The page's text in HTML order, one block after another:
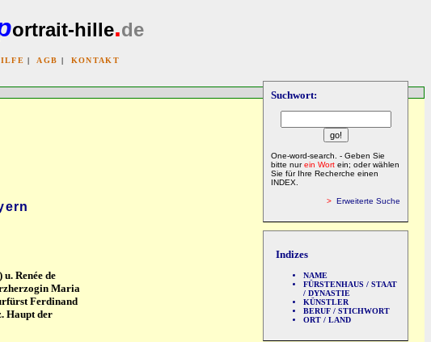
ortrait-hille.de
| AGB | KONTAKT
Suchwort:
One-word-search. - Geben Sie
bitte nurein Wort ein; oder wählen
Sie für Ihre Recherche einen
INDEX.
> Erweiterte Suche
Indizes
NAME
FÜRSTENHAUS / STAAT
/ DYNASTIE
KÜNSTLER
BERUF / STICHWORT
ORT / LAND
Renée de
Maria
Ferdinand
Haupt der